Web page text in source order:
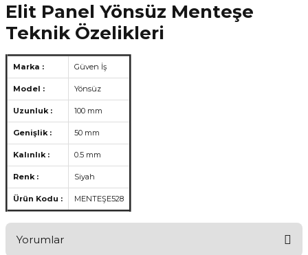
Elit Panel Yönsüz Menteşe
Teknik Özelikleri
Marka : Güven İş
Model : Yönsüz
Uzunluk : 100 mm
Genişlik : 50 mm
Kalınlık : 0.5 mm
Renk : Siyah
Ürün Kodu : MENTEŞE528
Yorumlar